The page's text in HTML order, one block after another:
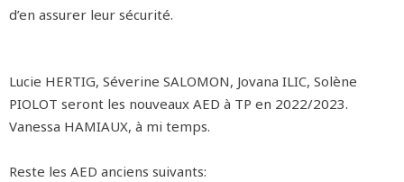
d’en assurer leur sécurité.
Lucie HERTIG, Séverine SALOMON, Jovana ILIC, Solène
PIOLOT seront les nouveaux AED à TP en 2022/2023.
Vanessa HAMIAUX, à mi temps.
Reste les AED anciens suivants: